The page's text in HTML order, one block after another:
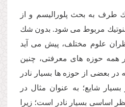
طرف به بحث پلورالیسم و از
مربوط مى شود. بدون شك
علوم مختلف، پیش مى آید
همه حوزه هاى معرفتى، چنین
در بعضى از حوزه ها بسیار نادر
شایع؛ به عنوان مثال در
اساسى بسیار نادر است؛ زیرا